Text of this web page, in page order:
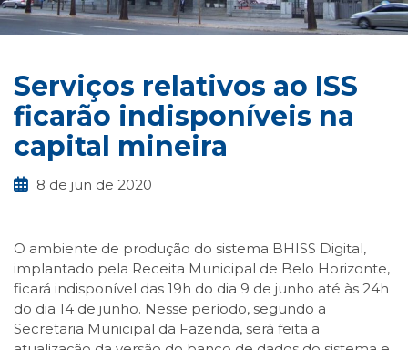
Serviços relativos ao ISS
ficarão indisponíveis na
capital mineira
8 de jun de 2020
O ambiente de produção do sistema BHISS Digital,
implantado pela Receita Municipal de Belo Horizonte,
ficará indisponível das 19h do dia 9 de junho até às 24h
do dia 14 de junho. Nesse período, segundo a
Secretaria Municipal da Fazenda, será feita a